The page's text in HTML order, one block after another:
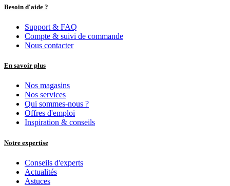
Besoin d'aide ?
Support & FAQ
Compte & suivi de commande
Nous contacter
En savoir plus
Nos magasins
Nos services
Qui sommes-nous ?
Offres d'emploi
Inspiration & conseils
Notre expertise
Conseils d'experts
Actualités
Astuces